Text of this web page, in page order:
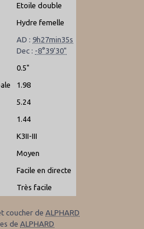
Etoile double
Hydre femelle
AD :9h27min35s
Dec : -8°39'30"
0.5"
1.98
5.24
1.44
K3II-III
Moyen
Facile en directe
Très facile
coucher de ALPHARD
de ALPHARD